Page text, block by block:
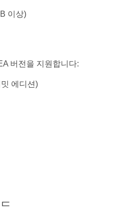
이상)
버전을 지원합니다:
에디션)